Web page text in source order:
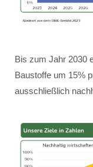
Bis zum Jahr 2030
Baustoffe um 15%
ausschließlich